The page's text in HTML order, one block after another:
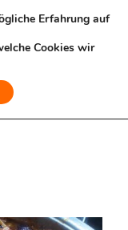
Erfahrung auf
Cookies wir